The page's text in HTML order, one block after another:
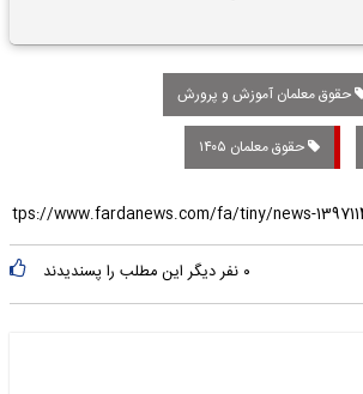
حقوق معلمان آموزش و پرورش
حقوق معلمان ۱۴۰۵
۰ نفر دیگر این مطلب را پسندیدند